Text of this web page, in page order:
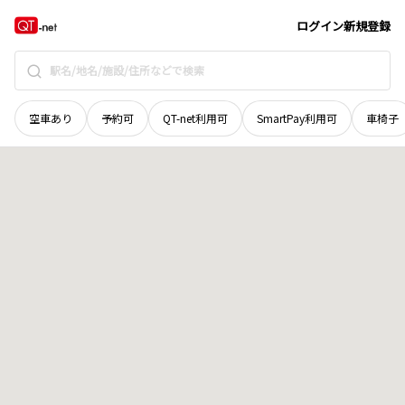
ログイン新規登録
空車あり 予約可 QT-net利用可 SmartPay利用可 車椅子
滋賀県